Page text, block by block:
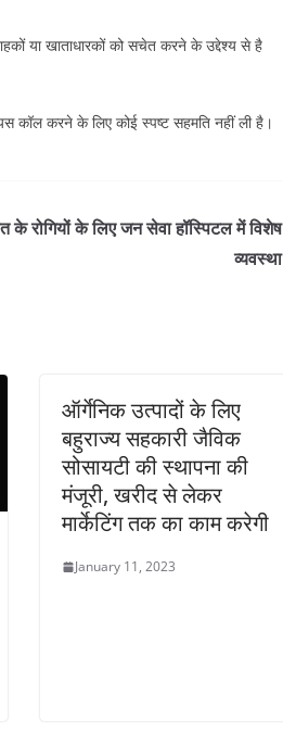
या खाताधारकों को सचेत करने के उद्देश्य से है
कॉल करने के लिए कोई स्पष्ट सहमति नहीं ली है।
के रोगियों के लिए जन सेवा हॉस्पिटल में विशेष
व्यवस्था
ऑर्गेनिक उत्पादों के लिए
बहुराज्य सहकारी जैविक
सोसायटी की स्थापना की
मंजूरी, खरीद से लेकर
मार्केटिंग तक का काम करेगी
January 11, 2023